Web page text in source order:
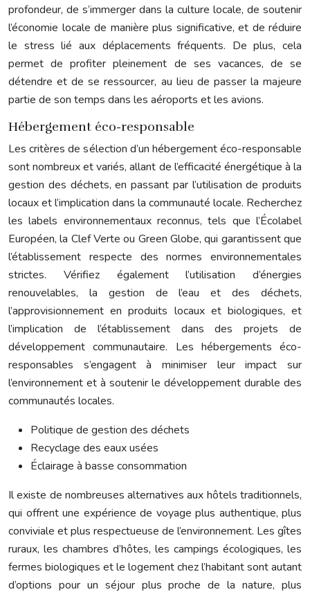
profondeur, de s’immerger dans la culture locale, de soutenir
l’économie locale de manière plus significative, et de réduire
le stress lié aux déplacements fréquents. De plus, cela
permet de profiter pleinement de ses vacances, de se
détendre et de se ressourcer, au lieu de passer la majeure
partie de son temps dans les aéroports et les avions.
Hébergement éco-responsable
Les critères de sélection d’un hébergement éco-responsable
sont nombreux et variés, allant de l’efficacité énergétique à la
gestion des déchets, en passant par l’utilisation de produits
locaux et l’implication dans la communauté locale. Recherchez
les labels environnementaux reconnus, tels que l’Écolabel
Européen, la Clef Verte ou Green Globe, qui garantissent que
l’établissement respecte des normes environnementales
strictes. Vérifiez également l’utilisation d’énergies
renouvelables, la gestion de l’eau et des déchets,
l’approvisionnement en produits locaux et biologiques, et
l’implication de l’établissement dans des projets de
développement communautaire. Les hébergements éco-
responsables s’engagent à minimiser leur impact sur
l’environnement et à soutenir le développement durable des
communautés locales.
Politique de gestion des déchets
Recyclage des eaux usées
Éclairage à basse consommation
Il existe de nombreuses alternatives aux hôtels traditionnels,
qui offrent une expérience de voyage plus authentique, plus
conviviale et plus respectueuse de l’environnement. Les gîtes
ruraux, les chambres d’hôtes, les campings écologiques, les
fermes biologiques et le logement chez l’habitant sont autant
d’options pour un séjour plus proche de la nature, plus